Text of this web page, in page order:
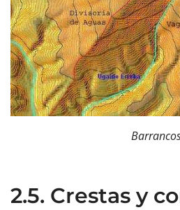
2.5. Crestas y